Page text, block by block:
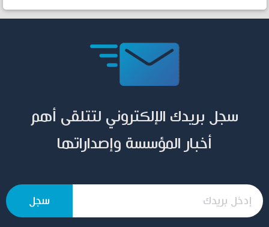
سجل بريدك الإلكتروني لتتلقى أهم
أخبار المؤسسة وإصداراتها